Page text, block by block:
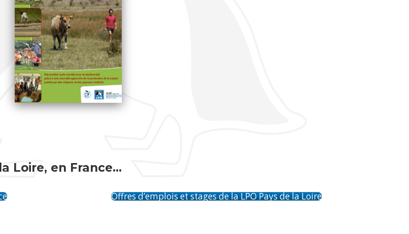
Loire, en France…
Offres d’emplois et stages de la LPO Pays de la Loire